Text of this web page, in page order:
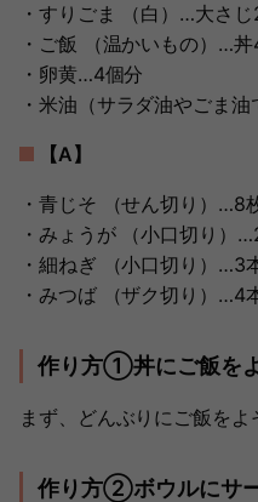
・すりごま （白）…大さじ
・ご飯 （温かいもの）…丼
・卵黄…4個分
・米油（サラダ油やごま
【A】
・青じそ （せん切り）…8
・みょうが （小口切り）
・細ねぎ （小口切り）…3
・みつば （ザク切り）…4
作り方①丼にご飯を
まず、どんぶりにご飯をよ
作り方②ボウルにサ